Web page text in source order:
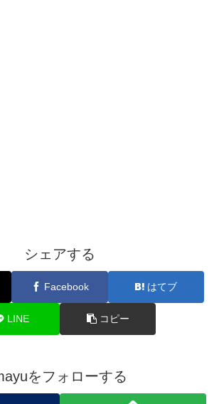
シェアする
Facebook はてブ
LINE コピー
をフォローする